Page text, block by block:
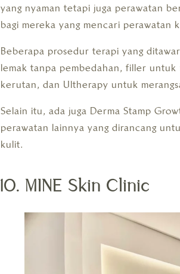
yang nyaman tetapi juga perawatan
bagi mereka yang mencari perawatan
Beberapa prosedur terapi yang
lemak tanpa pembedahan, filler
kerutan, dan Ultherapy untuk
Selain itu, ada juga Derma Stamp
perawatan lainnya yang dirancang
kulit.
10. MINE Skin Clinic